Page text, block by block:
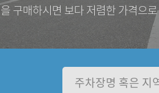
구매하시면 보다 저렴한 가격으